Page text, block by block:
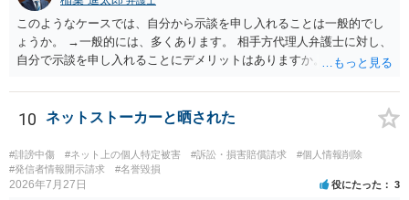
が、個人間の紛争で、合意後もみだりに紛争情報を口外することそれ
自体が異常事態であって、相手方への抑止効果として口外禁止条項を
設定しておく方が望ましい場合が多いと思われます（上記のとおり、
口外禁止条項は、違反した際の違約金条項とワンセットにすることで
効果を発揮するといえます）。
このようなケースでは、自分から示談を申し入れることは一般的でし
ょうか。 →一般的には、多くあります。 相手方代理人弁護士に対し、
自分で示談を申し入れることにデメリットはありますか。 →弁護士で
できる主張を展開するのが難しいという点が指摘されるでしょう。 弁
護士に依頼する経済的余裕がない場合、自分で示談交渉を行う際に注
意すべき点があれば教えてください。 →分からないことが出てきたら
弁護士にご相談になるのが良いかと存じます。まずは電話相談などで
直接弁護士にご相談になることをお勧めいたします。
10 ネットストーカーと晒された
#誹謗中傷 #ネット上の個人特定被害 #訴訟・損害賠償請求
#個人情報削除
#発信者情報開示請求
#名誉毀損
2026年7月27日 役にたった 3